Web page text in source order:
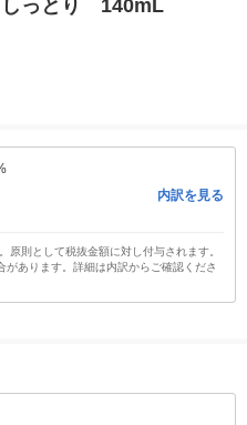
しっとり 140mL
内訳を見る
原則として税抜金額に対し付与されます。
あります。詳細は内訳からご確認くださ